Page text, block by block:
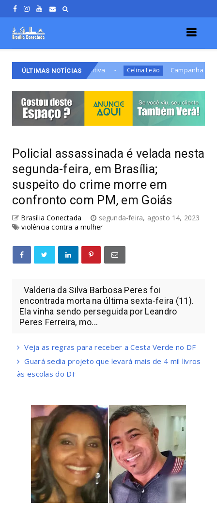
ÚLTIMAS NOTÍCIAS
Prisão Definitiva Celina Leão Campanha de Celina
Policial assassinada é velada nesta
segunda-feira, em Brasília;
suspeito do crime morre em
confronto com PM, em Goiás
Brasília Conectada
segunda-feira, agosto 14, 2023
violência contra a mulher
Valderia da Silva Barbosa Peres foi
encontrada morta na última sexta-feira (11).
Ela vinha sendo perseguida por Leandro
Peres Ferreira, mo...
Veja as regras para receber a Cesta Verde no DF
Guará sedia projeto que levará mais de 4 mil livros
às escolas do DF